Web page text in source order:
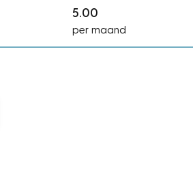
5.00
per maand